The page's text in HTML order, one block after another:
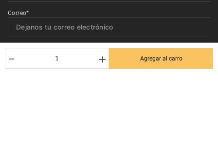
＋
－ Agregar al carro
Correo*
Quiero recibir el newsletter con promociones.